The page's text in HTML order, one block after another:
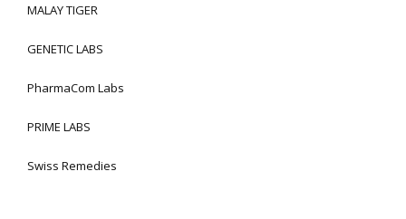
MALAY TIGER
GENETIC LABS
PharmaCom Labs
PRIME LABS
Swiss Remedies